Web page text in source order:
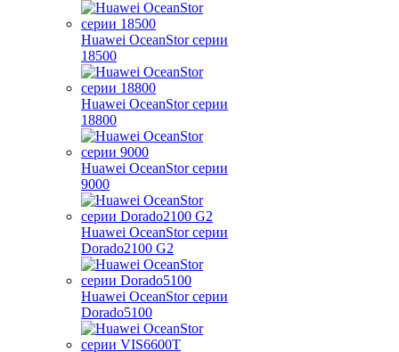
Huawei OceanStor серии
18500
Huawei OceanStor серии
18800
Huawei OceanStor серии
9000
Huawei OceanStor серии
Dorado2100 G2
Huawei OceanStor серии
Dorado5100